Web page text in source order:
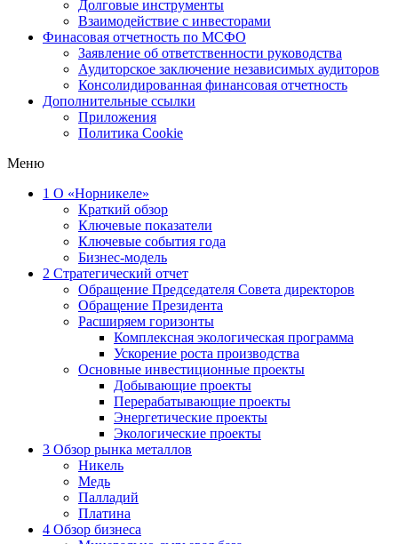
Долговые инструменты
Взаимодействие с инвеcторами
Финасовая отчетность по МСФО
Заявление об ответственности руководства
Аудиторское заключение независимых аудиторов
Консолидированная финансовая отчетность
Дополнительные ссылки
Приложения
Политика Cookie
Меню
1 О «Норникеле»
Краткий обзор
Ключевые показатели
Ключевые события года
Бизнес-модель
2 Стратегический отчет
Обращение Председателя Совета директоров
Обращение Президента
Расширяем горизонты
Комплексная экологическая программа
Ускорение роста производства
Основные инвестиционные проекты
Добывающие проекты
Перерабатывающие проекты
Энергетические проекты
Экологические проекты
3 Обзор рынка металлов
Никель
Медь
Палладий
Платина
4 Обзор бизнеса